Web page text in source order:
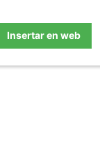
Insertar en web